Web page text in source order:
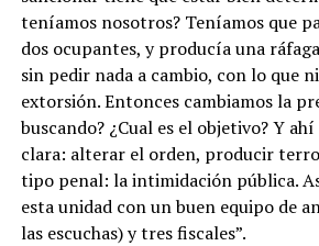
teníamos nosotros? Teníamos que
dos ocupantes, y producía una
sin pedir nada a cambio, con lo que
extorsión. Entonces cambiamos la
buscando? ¿Cual es el objetivo? Y
clara: alterar el orden, producir
tipo penal: la intimidación pública.
esta unidad con un buen equipo de
las escuchas) y tres fiscales”.